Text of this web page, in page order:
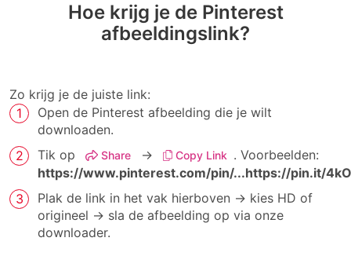
Hoe krijg je de Pinterest
afbeeldingslink?
Zo krijg je de juiste link:
Open de Pinterest afbeelding die je wilt
downloaden.
Tik op
Share → Copy Link . Voorbeelden:
https://www.pinterest.com/pin/...https://pin.it/
Plak de link in het vak hierboven → kies HD of
origineel → sla de afbeelding op via onze
downloader.